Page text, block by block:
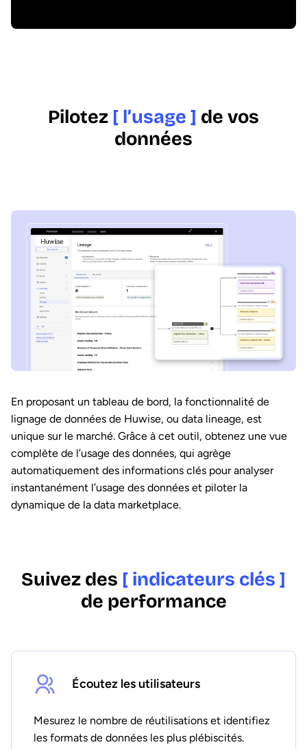
Pilotez [ l’usage ] de vos
données
En proposant un tableau de bord, la fonctionnalité de
lignage de données de Huwise, ou data lineage, est
unique sur le marché. Grâce à cet outil, obtenez une vue
complète de l’usage des données, qui agrège
automatiquement des informations clés pour analyser
instantanément l’usage des données et piloter la
dynamique de la data marketplace.
Suivez des [ indicateurs clés ]
de performance
Écoutez les utilisateurs
Mesurez le nombre de réutilisations et identifiez
les formats de données les plus plébiscités.